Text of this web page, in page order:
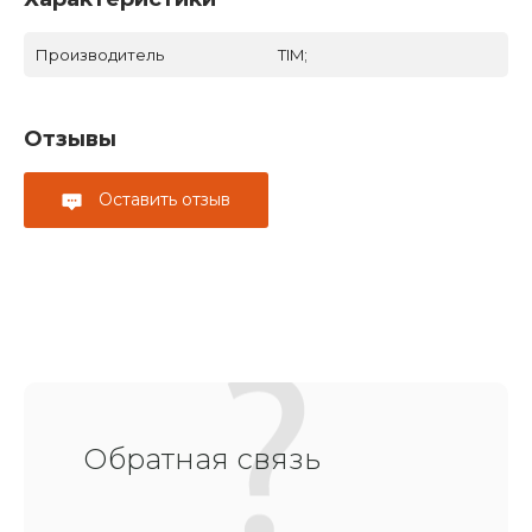
Производитель TIM;
Отзывы
Оставить отзыв
Обратная связь